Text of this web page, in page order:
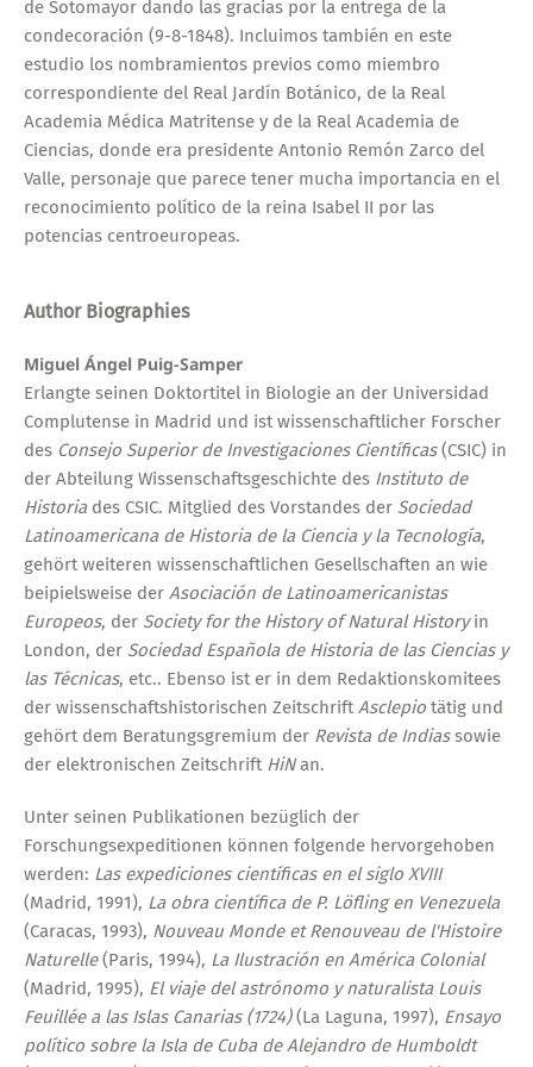
de Sotomayor dando las gracias por la entrega de la
condecoración (9-8-1848). Incluimos también en este
estudio los nombramientos previos como miembro
correspondiente del Real Jardín Botánico, de la Real
Academia Médica Matritense y de la Real Academia de
Ciencias, donde era presidente Antonio Remón Zarco del
Valle, personaje que parece tener mucha importancia en el
reconocimiento político de la reina Isabel II por las
potencias centroeuropeas.
Author Biographies
Miguel Ángel Puig-Samper
Erlangte seinen Doktortitel in Biologie an der Universidad
Complutense in Madrid und ist wissenschaftlicher Forscher
des Consejo Superior de Investigaciones Científicas(CSIC) in
der Abteilung Wissenschaftsgeschichte des Instituto de
Historiades CSIC. Mitglied des Vorstandes der Sociedad
Latinoamericana de Historia de la Ciencia y la Tecnología,
gehört weiteren wissenschaftlichen Gesellschaften an wie
beipielsweise der Asociación de Latinoamericanistas
Europeos, der Society for the History of Natural Historyin
London, der Sociedad Española de Historia de las Ciencias y
las Técnicas, etc.. Ebenso ist er in dem Redaktionskomitees
der wissenschaftshistorischen ZeitschriftAsclepiotätig und
gehört dem Beratungsgremium der Revista de Indiassowie
der elektronischen Zeitschrift HiNan.
Unter seinen Publikationen bezüglich der
Forschungsexpeditionen können folgende hervorgehoben
werden: Las expediciones científicas en el siglo XVIII
(Madrid, 1991), La obra científica de P. Löfling en Venezuela
(Caracas, 1993), Nouveau Monde et Renouveau de l'Histoire
Naturelle(Paris, 1994), La Ilustración en América Colonial
(Madrid, 1995), El viaje del astrónomo y naturalista Louis
Feuillée a las Islas Canarias (1724)(La Laguna, 1997), Ensayo
político sobre la Isla de Cuba de Alejandro de Humboldt